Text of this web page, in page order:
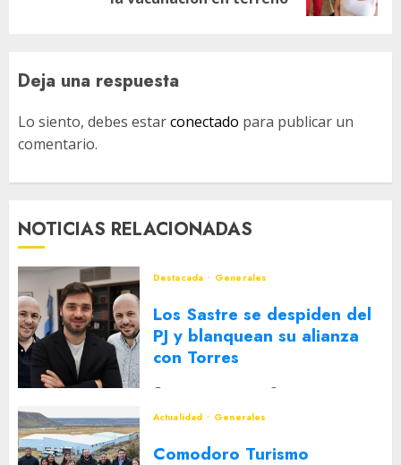
Deja una respuesta
Lo siento, debes estarconectado para publicar un
comentario.
NOTICIAS RELACIONADAS
Destacada Generales
Los Sastre se despiden del
PJ y blanquean su alianza
con Torres
Actualidad
Generales
Comodoro Turismo